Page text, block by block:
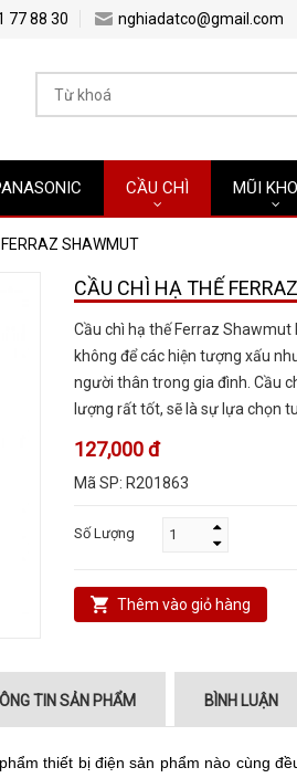
77 88 30 nghiadatco@gmail.com
CẦU CHÌ MŨI
FERRAZ SHAWMUT
CẦU CHÌ HẠ THẾ
Cầu chì hạ thế Ferraz
không để các hiện tượng xấu
người thân trong gia đình. Cầu
lượng rất tốt, sẽ là sự lựa chọn
127,000 đ
Mã SP: R201863
Số Lượng
Thêm vào giỏ hàng
TIN SẢN PHẨM BÌNH LUẬN
thiết bị điện sản phẩm nào cùng